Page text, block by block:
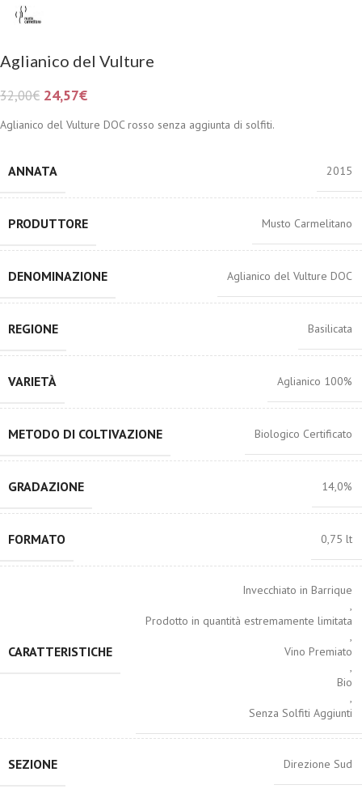
Aglianico del Vulture
32,00€ 24,57€
Aglianico del Vulture DOC rosso senza aggiunta di solfiti.
ANNATA 2015
PRODUTTORE Musto Carmelitano
DENOMINAZIONE Aglianico del Vulture DOC
REGIONE Basilicata
VARIETÀ Aglianico 100%
METODO DI COLTIVAZIONE Biologico Certificato
GRADAZIONE 14,0%
FORMATO 0,75 lt
CARATTERISTICHE
Invecchiato in Barrique
,
Prodotto in quantità estremamente limitata
,
Vino Premiato
,
Bio
,
Senza Solfiti Aggiunti
SEZIONE Direzione Sud